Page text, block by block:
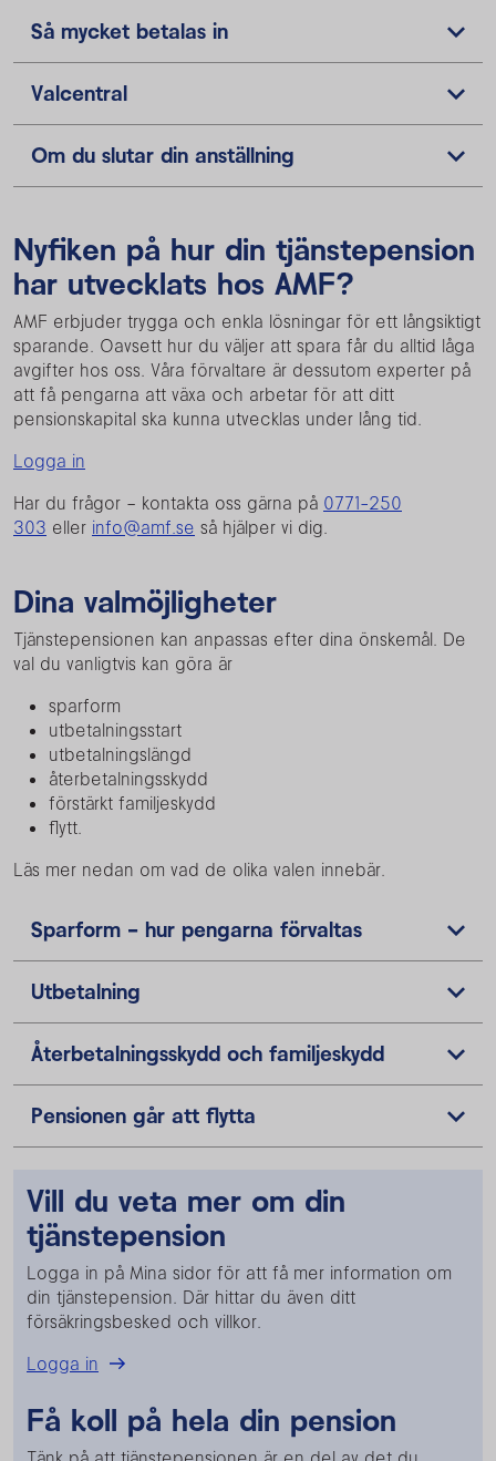
Så mycket betalas in
Valcentral
Om du slutar din anställning
Nyfiken på hur din tjänstepension
har utvecklats hos AMF?
AMF erbjuder trygga och enkla lösningar för ett långsiktigt
sparande. Oavsett hur du väljer att spara får du alltid låga
avgifter hos oss. Våra förvaltare är dessutom experter på
att få pengarna att växa och arbetar för att ditt
pensionskapital ska kunna utvecklas under lång tid.
Logga in
Har du frågor – kontakta oss gärna på 0771-250
303 eller info@amf.se så hjälper vi dig.
Dina valmöjligheter
Tjänstepensionen kan anpassas efter dina önskemål. De
val du vanligtvis kan göra är
sparform
utbetalningsstart
utbetalningslängd
återbetalningsskydd
förstärkt familjeskydd
flytt.
Läs mer nedan om vad de olika valen innebär.
Sparform - hur pengarna förvaltas
Utbetalning
Återbetalningsskydd och familjeskydd
Pensionen går att flytta
Vill du veta mer om din
tjänstepension
Logga in på Mina sidor för att få mer information om
din tjänstepension. Där hittar du även ditt
försäkringsbesked och villkor.
Logga in
Få koll på hela din pension